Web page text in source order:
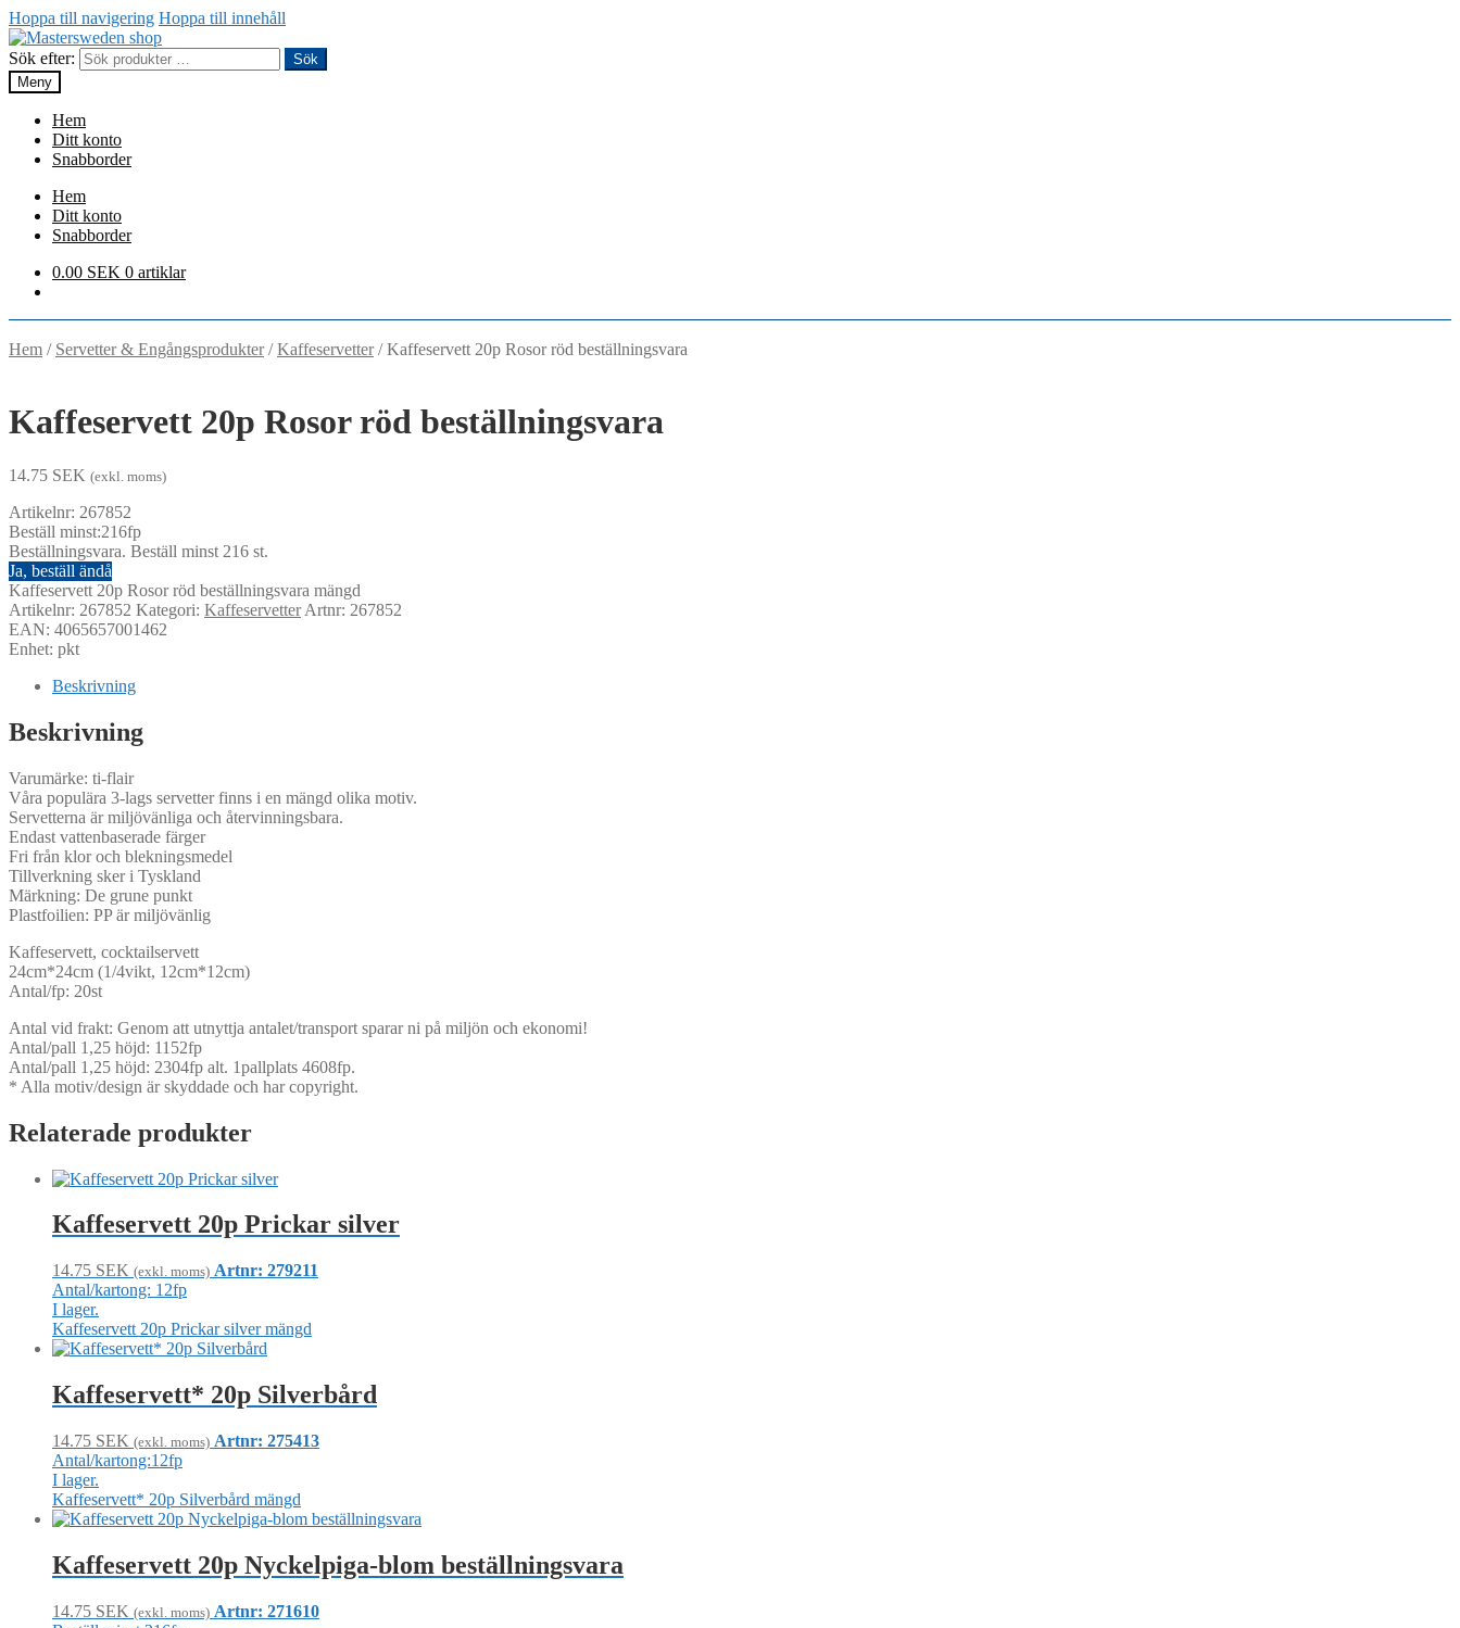
Hoppa till navigering Hoppa till innehåll
Sök efter:
Sök
Meny
Hem
Ditt konto
Snabborder
Hem
Ditt konto
Snabborder
0.00 SEK 0 artiklar
Hem / Servetter & Engångsprodukter/Kaffeservetter/Kaffeservett 20p Rosor röd beställningsvara
Kaffeservett 20p Rosor röd beställningsvara
14.75 SEK (exkl. moms)
Artikelnr: 267852
Beställ minst:216fp
Beställningsvara. Beställ minst 216 st.
Ja, beställ ändå
Kaffeservett 20p Rosor röd beställningsvara mängd
Artikelnr: 267852 Kategori: KaffeservetterArtnr: 267852
EAN: 4065657001462
Enhet: pkt
Beskrivning
Beskrivning
Varumärke: ti-flair
Våra populära 3-lags servetter finns i en mängd olika motiv.
Servetterna är miljövänliga och återvinningsbara.
Endast vattenbaserade färger
Fri från klor och blekningsmedel
Tillverkning sker i Tyskland
Märkning: De grune punkt
Plastfoilien: PP är miljövänlig
Kaffeservett, cocktailservett
24cm*24cm (1/4vikt, 12cm*12cm)
Antal/fp: 20st
Antal vid frakt: Genom att utnyttja antalet/transport sparar ni på miljön och ekonomi!
Antal/pall 1,25 höjd: 1152fp
Antal/pall 1,25 höjd: 2304fp alt. 1pallplats 4608fp.
* Alla motiv/design är skyddade och har copyright.
Relaterade produkter
Kaffeservett 20p Prickar silver
14.75 SEK (exkl. moms) Artnr: 279211
Antal/kartong: 12fp
I lager.
Kaffeservett 20p Prickar silver mängd
Kaffeservett* 20p Silverbård
14.75 SEK (exkl. moms) Artnr: 275413
Antal/kartong:12fp
I lager.
Kaffeservett* 20p Silverbård mängd
Kaffeservett 20p Nyckelpiga-blom beställningsvara
14.75 SEK (exkl. moms) Artnr: 271610